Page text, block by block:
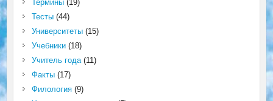
Термины(19)
Тесты(44)
Университеты(15)
Учебники(18)
Учитель года(11)
Факты(17)
Филология(9)